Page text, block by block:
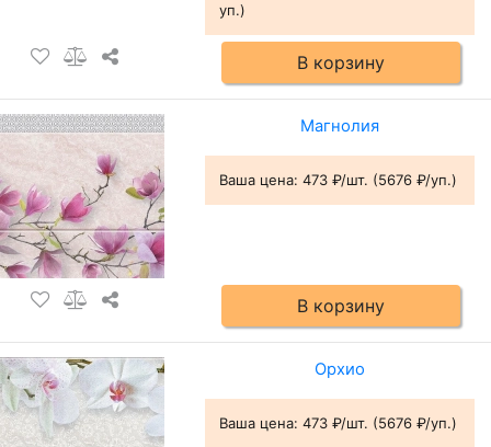
уп.)
В корзину
Магнолия
Ваша цена: 473 ₽/шт. (5676 ₽/уп.)
В корзину
Орхио
Ваша цена: 473 ₽/шт. (5676 ₽/уп.)